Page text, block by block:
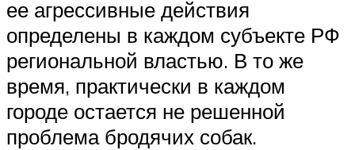
ее агрессивные действия
определены в каждом субъекте РФ
региональной властью. В то же
время, практически в каждом
городе остается не решенной
проблема бродячих собак.